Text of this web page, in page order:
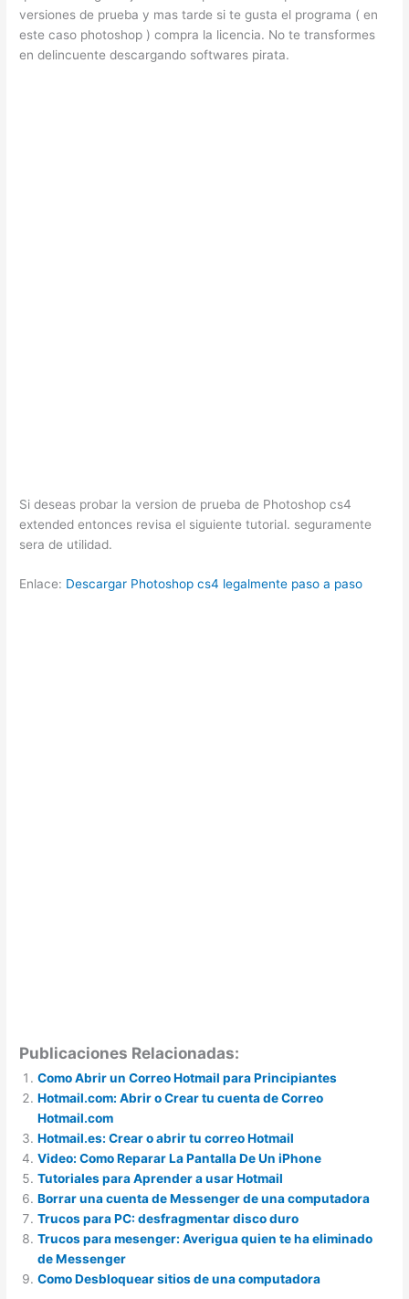
versiones de prueba y mas tarde si te gusta el programa ( en
este caso photoshop ) compra la licencia. No te transformes
en delincuente descargando softwares pirata.
Si deseas probar la version de prueba de Photoshop cs4
extended entonces revisa el siguiente tutorial. seguramente
sera de utilidad.
Enlace: Descargar Photoshop cs4 legalmente paso a paso
Publicaciones Relacionadas:
Como Abrir un Correo Hotmail para Principiantes
Hotmail.com: Abrir o Crear tu cuenta de Correo
Hotmail.com
Hotmail.es: Crear o abrir tu correo Hotmail
Video: Como Reparar La Pantalla De Un iPhone
Tutoriales para Aprender a usar Hotmail
Borrar una cuenta de Messenger de una computadora
Trucos para PC: desfragmentar disco duro
Trucos para mesenger: Averigua quien te ha eliminado
de Messenger
Como Desbloquear sitios de una computadora